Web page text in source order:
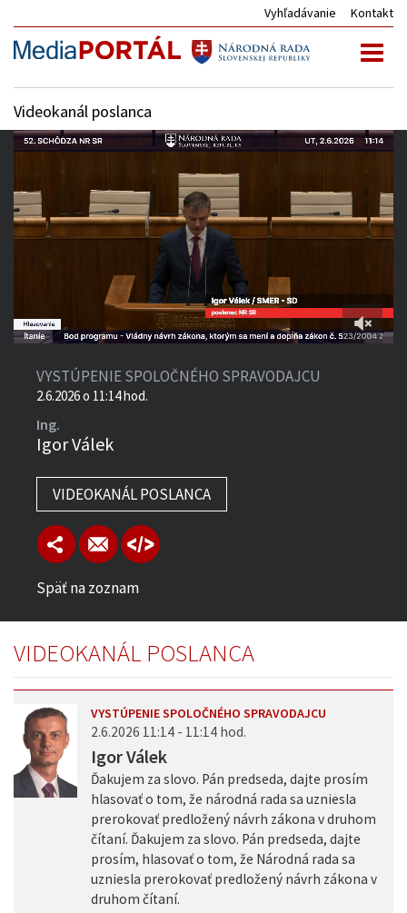
Vyhľadávanie Kontakt
Videokanál poslanca
3:46:24
VYSTÚPENIE SPOLOČNÉHO SPRAVODAJCU
2.6.2026 o 11:14 hod.
Ing.
Igor Válek
VIDEOKANÁL POSLANCA
Späť na zoznam
VIDEOKANÁL POSLANCA
VYSTÚPENIE SPOLOČNÉHO SPRAVODAJCU
2.6.2026 11:14 - 11:14 hod.
Igor Válek
Ďakujem za slovo. Pán predseda, dajte prosím
hlasovať o tom, že národná rada sa uzniesla
prerokovať predložený návrh zákona v druhom
čítaní. Ďakujem za slovo. Pán predseda, dajte
prosím, hlasovať o tom, že Národná rada sa
uzniesla prerokovať predložený návrh zákona v
druhom čítaní.